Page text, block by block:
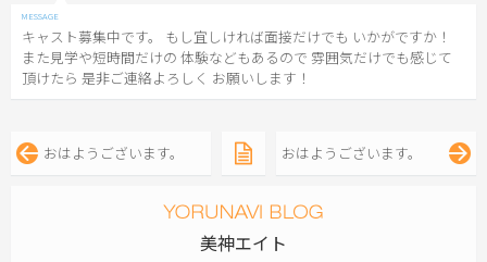
キャスト募集中です。 もし宜しければ面接だけでも いかがですか！
また見学や短時間だけの 体験などもあるので 雰囲気だけでも感じて
頂けたら 是非ご連絡よろしく お願いします！
おはようございます。 おはようございます。
美神エイト